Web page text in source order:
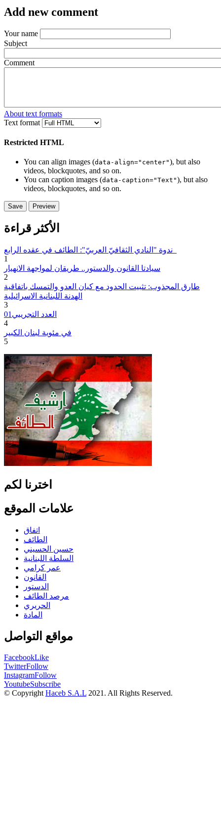
Add new comment
Your name
Subject
Comment
About text formats
Text format
Restricted HTML
You can align images (data-align="center"), but also
videos, blockquotes, and so on.
You can caption images (data-caption="Text"), but also
videos, blockquotes, and so on.
الأكثر قراءة
1
سيادتا القانون والدستور.. طريقان لمواجهة الانهيار
2
طارق المجذوب: تثبيت الحدود مع كيان العدو والتمسك باتفاقية
الهدنة اللبنانية الاسرائيلية
3
01العدد التجريبي
4
في مئوية لبنان الكبير
5
اخترنا لكم
علامات الموقع
اتفاق
الطائف
حسين الحسيني
السلطة اللبنانية
عمر كرامي
القانون
الدستور
مرصد الطائف
الحريري
المادة
مواقع التواصل
FacebookLike
TwitterFollow
InstagramFollow
YoutubeSubscribe
© Copyright Haceb S.A.L 2021. All Rights Reserved.